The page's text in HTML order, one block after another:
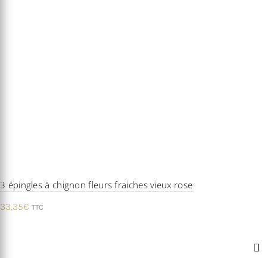
3 épingles à chignon fleurs fraiches vieux rose
33,35€ TTC